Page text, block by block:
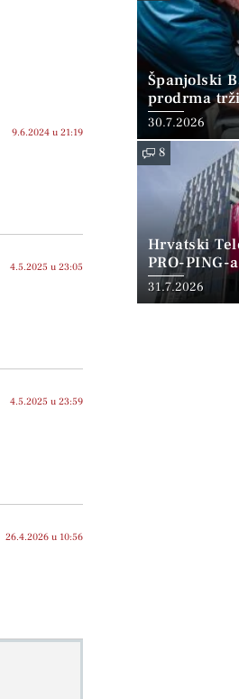
9.6.2024 u 21:19
4.5.2025 u 23:05
4.5.2025 u 23:59
26.4.2026 u 10:56
Španjolski
prodrma
30.7.2026
8
Hrvatski
PRO-PING-a
31.7.2026